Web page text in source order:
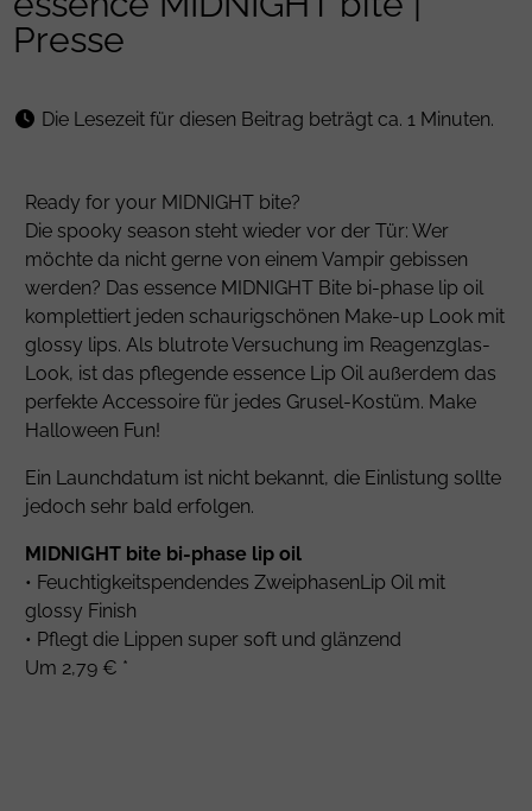
Presse
Die Lesezeit für diesen Beitrag beträgt ca. 1 Minuten.
Ready for your MIDNIGHT bite?
Die spooky season steht wieder vor der Tür: Wer
möchte da nicht gerne von einem Vampir gebissen
werden? Das essence MIDNIGHT Bite bi-phase lip oil
komplettiert jeden schaurigschönen Make-up Look mit
glossy lips. Als blutrote Versuchung im Reagenzglas-
Look, ist das pflegende essence Lip Oil außerdem das
perfekte Accessoire für jedes Grusel-Kostüm. Make
Halloween Fun!
Ein Launchdatum ist nicht bekannt, die Einlistung sollte
jedoch sehr bald erfolgen.
MIDNIGHT bite bi-phase lip oil
• Feuchtigkeitspendendes ZweiphasenLip Oil mit
glossy Finish
• Pflegt die Lippen super soft und glänzend
Um 2,79 € *